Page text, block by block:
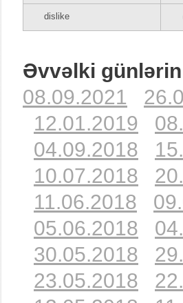
dislike
Əvvəlki
08.09.2021
12.01.2019
04.09.2018
10.07.2018
11.06.2018
05.06.2018
30.05.2018
23.05.2018